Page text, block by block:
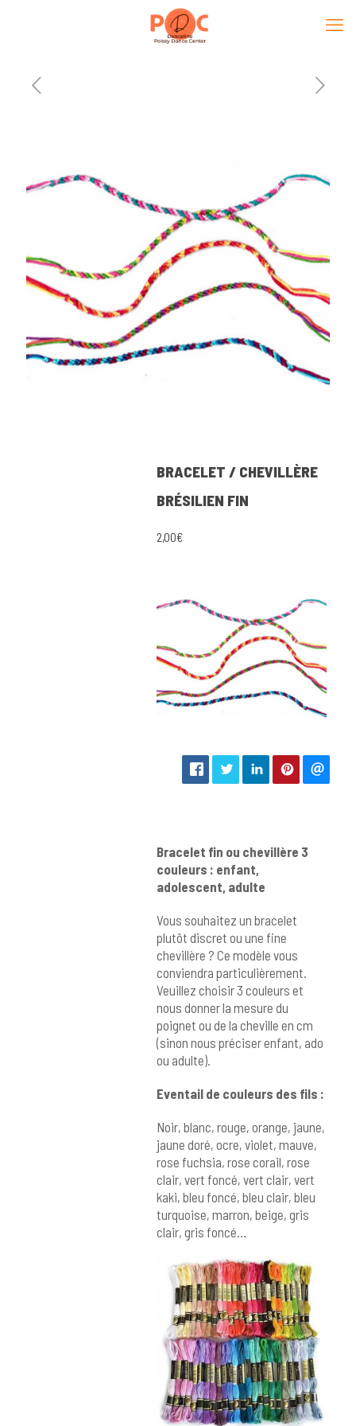
BRACELET / CHEVILLÈRE
BRÉSILIEN FIN
2,00€
Bracelet fin ou chevillère 3
couleurs : enfant,
adolescent, adulte
Vous souhaitez un bracelet
plutôt discret ou une fine
chevillère ? Ce modèle vous
conviendra particulièrement.
Veuillez choisir 3 couleurs et
nous donner la mesure du
poignet ou de la cheville en cm
(sinon nous préciser enfant, ado
ou adulte).
Eventail de couleurs des fils :
Noir, blanc, rouge, orange, jaune,
jaune doré, ocre, violet, mauve,
rose fuchsia, rose corail, rose
clair, vert foncé, vert clair, vert
kaki, bleu foncé, bleu clair, bleu
turquoise, marron, beige, gris
clair, gris foncé…